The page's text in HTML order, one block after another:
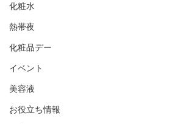
化粧水
熱帯夜
化粧品デー
イベント
美容液
お役立ち情報